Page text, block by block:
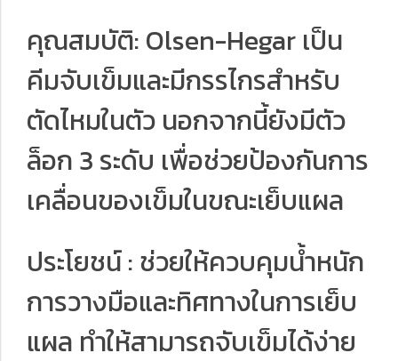
คุณสมบัติ: Olsen-Hegar เป็น
คีมจับเข็มและมีกรรไกรสำหรับ
ตัดไหมในตัว นอกจากนี้ยังมีตัว
ล็อก 3 ระดับ เพื่อช่วยป้องกันการ
เคลื่อนของเข็มในขณะเย็บแผล
ประโยชน์ : ช่วยให้ควบคุมน้ำหนัก
การวางมือและทิศทางในการเย็บ
แผล ทำให้สามารถจับเข็มได้ง่าย